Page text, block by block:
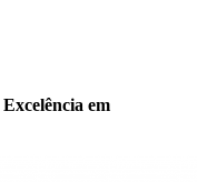
Excelência em